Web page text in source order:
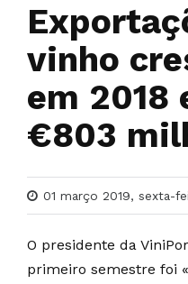
vinho
em 2018
€803
01 março 2019, sexta-
O presidente da
primeiro semestre foi